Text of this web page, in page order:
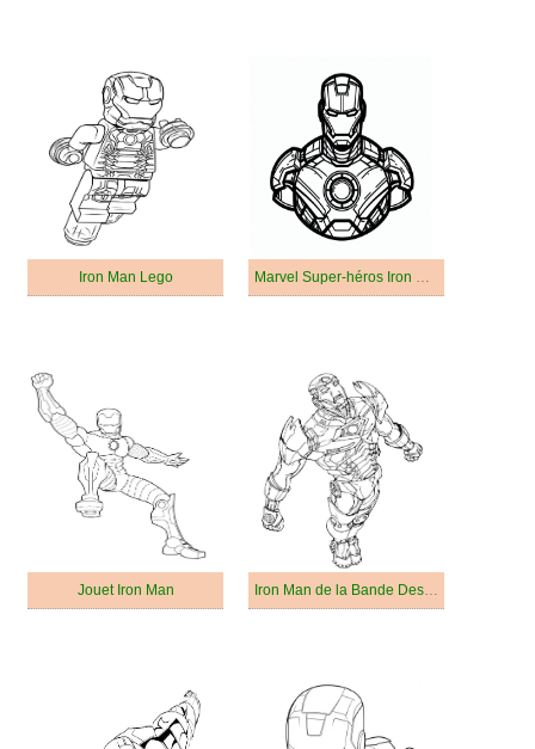
Iron Man Lego Marvel Super-héros Iron Man
Jouet Iron Man Iron Man de la Bande Dessinée